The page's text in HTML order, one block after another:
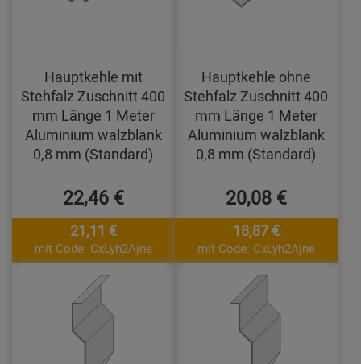
Hauptkehle mit
Stehfalz Zuschnitt 400
mm Länge 1 Meter
Aluminium walzblank
0,8 mm (Standard)
22,46 €
21,11 €
mit Code: CxLyh2Ajne
Hauptkehle ohne
Stehfalz Zuschnitt 400
mm Länge 1 Meter
Aluminium walzblank
0,8 mm (Standard)
20,08 €
18,87 €
mit Code: CxLyh2Ajne